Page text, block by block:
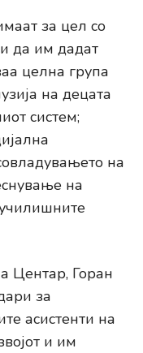
за цел со
да им дадат
целна група
на децата
систем;
на
на
Центар, Горан
за
асистенти на
и им